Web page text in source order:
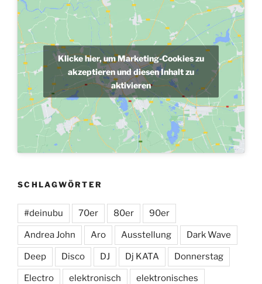
Klicke hier, um Marketing-Cookies zu
akzeptieren und diesen Inhalt zu
aktivieren
SCHLAGWÖRTER
#deinubu 70er 80er 90er
Andrea John Aro Ausstellung Dark Wave
Deep Disco DJ Dj KATA Donnerstag
Electro elektronisch elektronisches